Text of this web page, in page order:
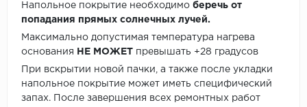
Напольное покрытие необходимо беречь от
попадания прямых солнечных лучей.
Максимально допустимая температура нагрева
основания
НЕ МОЖЕТ превышать +28 градусов
При вскрытии новой пачки, а также после укладки
напольное покрытие может иметь специфический
запах. После завершения всех ремонтных работ